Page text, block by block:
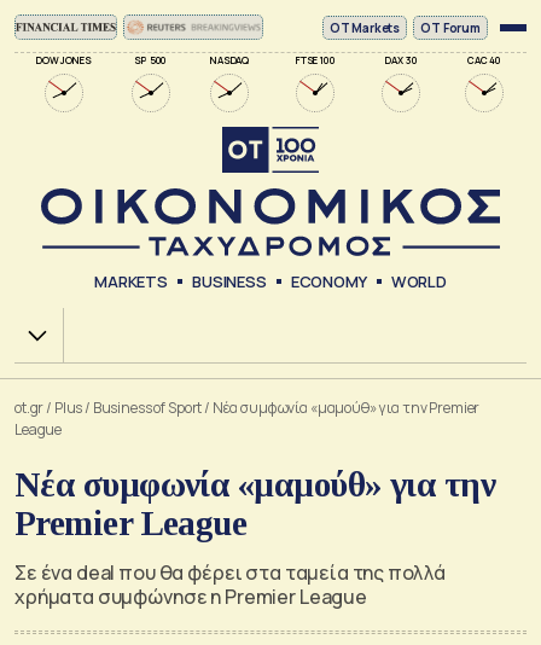
DOW JONES SP 500 NASDAQ FTSE 100 DAX 30 CAC 40
ΟΤ Markets OT Forum
MARKETS BUSINESS ECONOMY WORLD
Χ.Α.
ot.gr/ Plus/ Business of Sport/ Νέα συμφωνία «μαμούθ» για την Premier
League
Νέα συμφωνία «μαμούθ» για την
Premier League
Σε ένα deal που θα φέρει στα ταμεία της πολλά
χρήματα συμφώνησε η Premier League